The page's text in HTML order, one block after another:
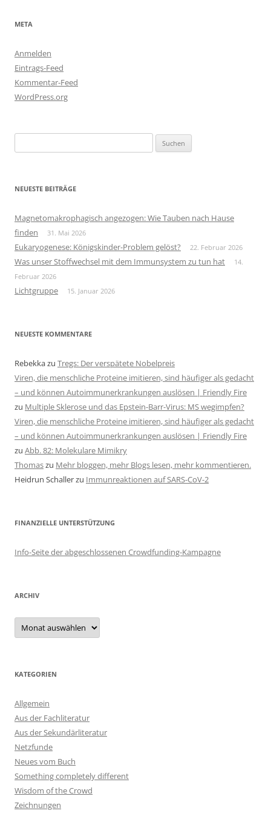
META
Anmelden
Eintrags-Feed
Kommentar-Feed
WordPress.org
nach:
NEUESTE BEITRÄGE
Magnetomakrophagisch angezogen: Wie Tauben nach Hause
finden
31. Mai 2026
Eukaryogenese: Königskinder-Problem gelöst? 22. Februar 2026
Was unser Stoffwechsel mit dem Immunsystem zu tun hat
14.
Februar 2026
Lichtgruppe 15. Januar 2026
NEUESTE KOMMENTARE
Rebekkazu Tregs: Der verspätete Nobelpreis
Viren, die menschliche Proteine imitieren, sind häufiger als gedacht
– und können Autoimmunerkrankungen auslösen | Friendly Fire
zu Multiple Sklerose und das Epstein-Barr-Virus: MS wegimpfen?
Viren, die menschliche Proteine imitieren, sind häufiger als gedacht
– und können Autoimmunerkrankungen auslösen | Friendly Fire
zu Abb. 82: Molekulare Mimikry
Thomaszu Mehr bloggen, mehr Blogs lesen, mehr kommentieren.
Heidrun Schallerzu Immunreaktionen auf SARS-CoV-2
FINANZIELLE UNTERSTÜTZUNG
Info-Seite der abgeschlossenen Crowdfunding-Kampagne
ARCHIV
Archiv
KATEGORIEN
Allgemein
Aus der Fachliteratur
Aus der Sekundärliteratur
Netzfunde
Neues vom Buch
Something completely different
Wisdom of the Crowd
Zeichnungen